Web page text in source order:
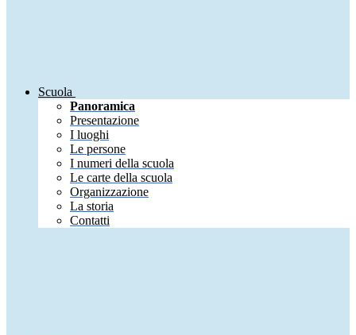
Scuola
Panoramica
Presentazione
I luoghi
Le persone
I numeri della scuola
Le carte della scuola
Organizzazione
La storia
Contatti